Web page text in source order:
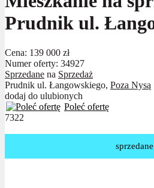
Prudnik ul.
Cena: 139 000 zł
Numer oferty: 34927
Sprzedane na Sprzedaż
Prudnik ul. Łangowskiego, Poza Nysą
dodaj do ulubionych
Poleć ofertę
7322
sprzedane